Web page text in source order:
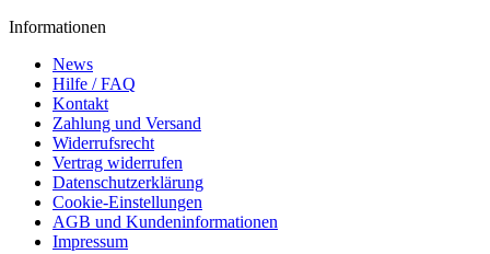
Informationen
News
Hilfe / FAQ
Kontakt
Zahlung und Versand
Widerrufsrecht
Vertrag widerrufen
Datenschutzerklärung
Cookie-Einstellungen
AGB und Kundeninformationen
Impressum